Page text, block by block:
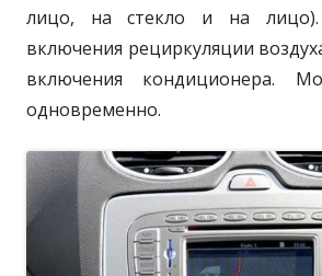
лицо, на стекло и на лицо).
включения рециркуляции
включения кондиционера.
одновременно.